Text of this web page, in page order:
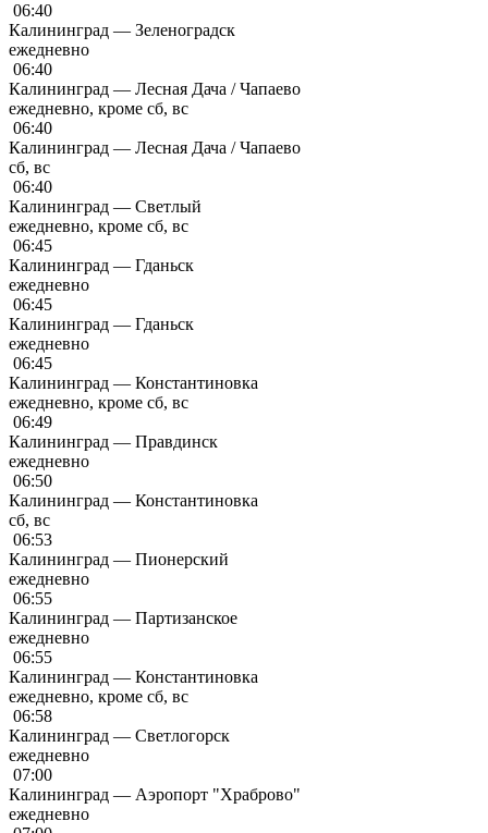
06:40
Калининград — Зеленоградск
ежедневно
06:40
Калининград — Лесная Дача / Чапаево
ежедневно, кроме сб, вс
06:40
Калининград — Лесная Дача / Чапаево
сб, вс
06:40
Калининград — Светлый
ежедневно, кроме сб, вс
06:45
Калининград — Гданьск
ежедневно
06:45
Калининград — Гданьск
ежедневно
06:45
Калининград — Константиновка
ежедневно, кроме сб, вс
06:49
Калининград — Правдинск
ежедневно
06:50
Калининград — Константиновка
сб, вс
06:53
Калининград — Пионерский
ежедневно
06:55
Калининград — Партизанское
ежедневно
06:55
Калининград — Константиновка
ежедневно, кроме сб, вс
06:58
Калининград — Светлогорск
ежедневно
07:00
Калининград — Аэропорт "Храброво"
ежедневно